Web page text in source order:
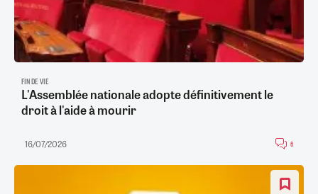
FIN DE VIE
L'Assemblée nationale adopte définitivement le
droit à l'aide à mourir
16/07/2026 6